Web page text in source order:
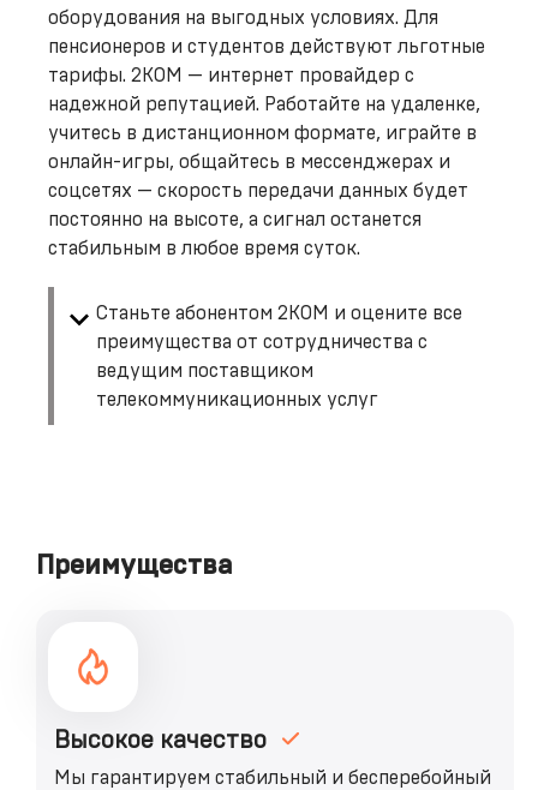
оборудования на выгодных условиях. Для
пенсионеров и студентов действуют льготные
тарифы. 2КОМ — интернет провайдер с
надежной репутацией. Работайте на удаленке,
учитесь в дистанционном формате, играйте в
онлайн-игры, общайтесь в мессенджерах и
соцсетях — скорость передачи данных будет
постоянно на высоте, а сигнал останется
стабильным в любое время суток.
Станьте абонентом 2КОМ и оцените все
преимущества от сотрудничества с
ведущим поставщиком
телекоммуникационных услуг
Преимущества
Высокое качество
Мы гарантируем стабильный и бесперебойный